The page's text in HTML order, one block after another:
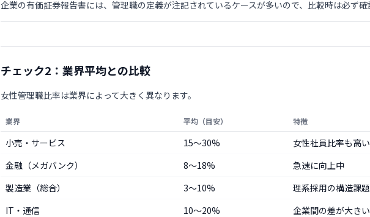
企業の有価証券報告書には、管理職の定義が注記されているケースが多いので、比較時は必ず確
チェック2：業界平均との比較
女性管理職比率は業界によって大きく異なります。
業界 平均（目安） 特徴
小売・サービス 15〜30%
女性社員比率も高い
金融（メガバンク）
8〜18%
急速に向上中
製造業（総合）
3〜10%
理系採用の構造課題
IT・通信
10〜20%
企業間の差が大きい